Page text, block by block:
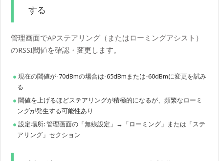
する
管理画面でAPステアリング（またはローミングアシスト）
のRSSI閾値を確認・変更します。
現在の閾値が-70dBmの場合は-65dBmまたは-60dBmに変更を試み
る
閾値を上げるほどステアリングが積極的になるが、頻繁なローミ
ングが発生する可能性あり
設定場所: 管理画面の「無線設定」→「ローミング」または「ステ
アリング」セクション